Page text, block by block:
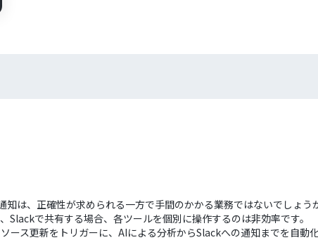
は、正確性が求められる一方で手間のかかる業務ではないでしょう
で共有する場合、各ツールを個別に操作するのは非効率です。
ース更新をトリガーに、AIによる分析からSlackへの通知までを自動